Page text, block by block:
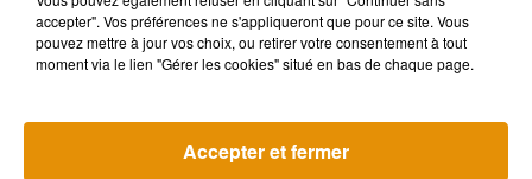
Benjamin Biolay reprend
accepter". Vos préférences ne s'appliqueront que pour ce site. Vous
pouvez mettre à jour vos choix, ou retirer votre consentement à tout
moment via le lien "Gérer les cookies" situé en bas de chaque page.
Accepter et fermer